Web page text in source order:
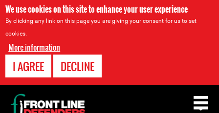
We use cookies on this site to enhance your user experience
By clicking any link on this page you are giving your consent for us to set
cookies.
More information
I AGREE DECLINE
Back
to